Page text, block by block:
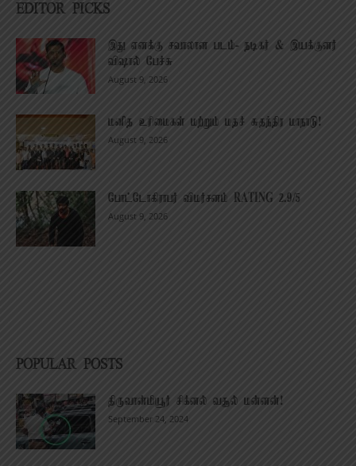
EDITOR PICKS
இது எனக்கு சவாலான படம்- நடிகர் & இயக்குனர்
விஷால் பேச்சு
August 9, 2026
மனித உரிமைகள் மற்றும் மதச் சுதந்திர மாநாடு!
August 9, 2026
போட்டோகிராபர் விமர்சனம் RATING 2.9/5
August 9, 2026
POPULAR POSTS
திருவான்மியூர் சிக்னல் வசூல் மன்னன்!
September 24, 2024